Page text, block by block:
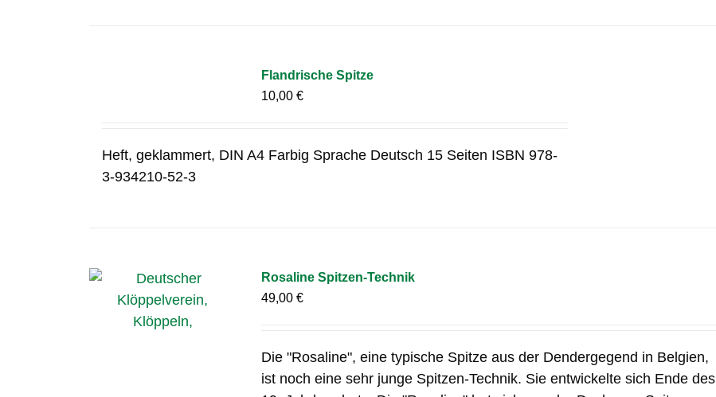
Flandrische Spitze
10,00€
Heft, geklammert, DIN A4 Farbig Sprache Deutsch 15 Seiten ISBN 978-
3-934210-52-3
Rosaline Spitzen-Technik
49,00€
Die "Rosaline", eine typische Spitze aus der Dendergegend in Belgien,
ist noch eine sehr junge Spitzen-Technik. Sie entwickelte sich Ende des